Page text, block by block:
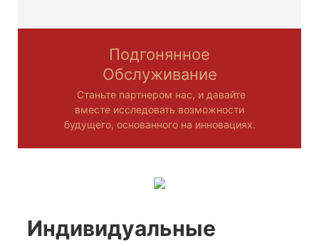
Подгонянное
Обслуживание
Станьте партнером нас, и давайте
вместе исследовать возможности
будущего, основанного на инновациях.
Индивидуальные